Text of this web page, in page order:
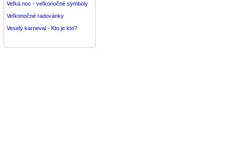
Veľká noc - veľkonočné symboly
Veľkonočné radovánky
Veselý karneval - Kto je kto?